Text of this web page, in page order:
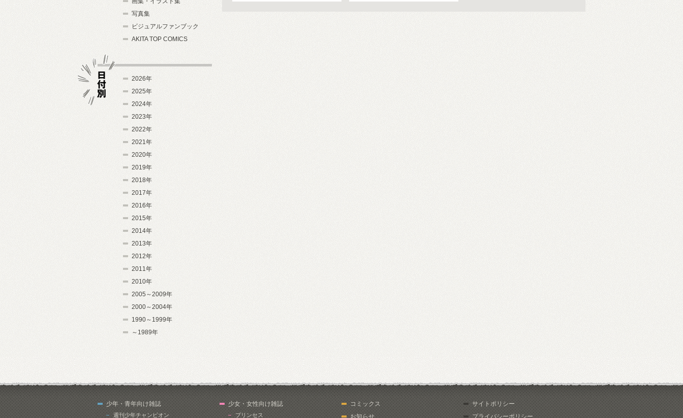
写真集
ビジュアルファンブック
AKITA TOP COMICS
2026年
2025年
2024年
2023年
2022年
2021年
2020年
2019年
2018年
2017年
2016年
2015年
2014年
2013年
2012年
2011年
2010年
2005～2009年
2000～2004年
1990～1999年
～1989年
少年・青年向け雑誌
週刊少年チャンピオン
少女・女性向け雑誌
プリンセス
コミックス
お知らせ
サイトポリシー
プライバシーポリシー